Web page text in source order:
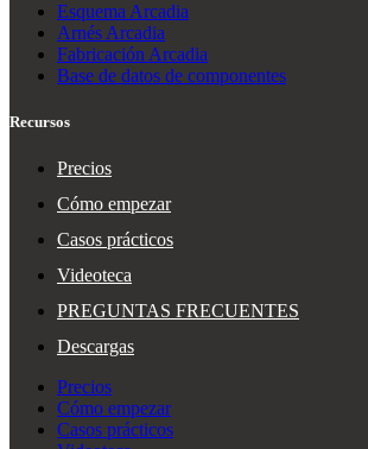
Esquema Arcadia
Arnés Arcadia
Fabricación Arcadia
Base de datos de componentes
Recursos
Precios
Cómo empezar
Casos prácticos
Videoteca
PREGUNTAS FRECUENTES
Descargas
Precios
Cómo empezar
Casos prácticos